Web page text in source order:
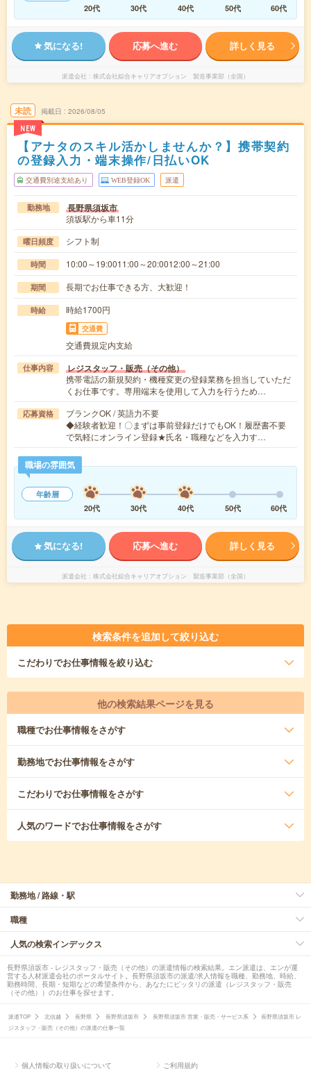
20代
30代 40代 50代 60代
気になる! 応募へ進む 詳しく見る
派遣会社 株式会社綜合キャリアオプション 製造事業部（全国）
未読
NEW
掲載日 2026/08/05
【アナタのスキル活かしませんか？】携帯契約
の登録入力・端末操作/日払いOK
交通費別途支給あり WEB登録OK 派遣
勤務地 長野県須坂市
須坂駅から車11分
曜日頻度 シフト制
時間 10:00～19:0011:00～20:0012:00～21:00
期間 長期でお仕事できる方、大歓迎！
時給 時給1700円
交通費
交通費規定内支給
仕事内容 レジスタッフ・販売（その他）
携帯電話の新規契約・機種変更の登録業務を担当していただ
くお仕事です。専用端末を使用して入力を行うため…
応募資格
ブランクOK / 英語力不要
◆経験者歓迎！〇まずは事前登録だけでもOK！履歴書不要
で気軽にオンライン登録★氏名・職種などを入力す…
職場の雰囲気
年齢層
20代
30代 40代 50代 60代
気になる! 応募へ進む 詳しく見る
派遣会社 株式会社綜合キャリアオプション 製造事業部（全国）
検索条件を追加して絞り込む
こだわりでお仕事情報を絞り込む
他の検索結果ページを見る
職種でお仕事情報をさがす
勤務地でお仕事情報をさがす
こだわりでお仕事情報をさがす
人気のワードでお仕事情報をさがす
勤務地 / 路線・駅
職種
人気の検索インデックス
長野県須坂市 - レジスタッフ・販売（その他）の派遣情報の検索結果。エン派遣は、エンが運
営する人材派遣会社のポータルサイト。長野県須坂市の派遣/求人情報を職種、勤務地、時給、
勤務時間、長期・短期などの希望条件から、あなたにピッタリの派遣（レジスタッフ・販売
（その他））のお仕事を探せます。
派遣TOP 北信越 長野県 長野県須坂市 長野県須坂市 営業・販売・サービス系
長野県須坂市 レ
ジスタッフ・販売（その他）の派遣の仕事一覧
個人情報の取り扱いについて ご利用規約